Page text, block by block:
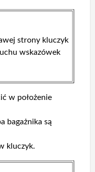
strony kluczyk
wskazówek
w położenie
bagażnika są
kluczyk.